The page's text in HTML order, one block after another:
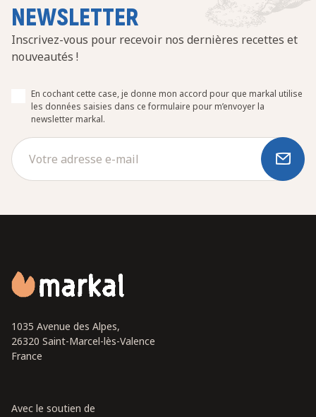
NEWSLETTER
Inscrivez-vous pour recevoir nos dernières recettes et
nouveautés !
En cochant cette case, je donne mon accord pour que markal utilise
les données saisies dans ce formulaire pour m’envoyer la
newsletter markal.
1035 Avenue des Alpes,
26320 Saint-Marcel-lès-Valence
France
Avec le soutien de